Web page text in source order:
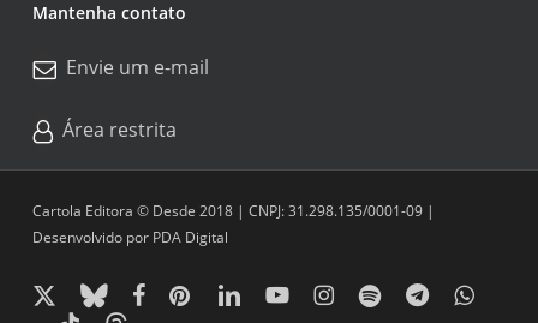
Mantenha contato
Envie um e-mail
Área restrita
Cartola Editora © Desde 2018 | CNPJ: 31.298.135/0001-09 |
Desenvolvido por PDA Digital
x-
bluesky facebookpinterestlinkedinyoutubeinstagram
spotify telegramwhatsapp